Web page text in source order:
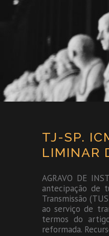
TJ-SP.
LIMINAR
AGRAVO DE
antecipação de
Transmissão
ao serviço de
termos do
reformada.